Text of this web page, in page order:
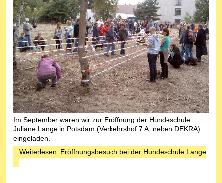
Im September waren wir zur Eröffnung der Hundeschule
Juliane Lange in Potsdam (Verkehrshof 7 A, neben DEKRA)
eingeladen.
Weiterlesen: Eröffnungsbesuch bei der Hundeschule Lange